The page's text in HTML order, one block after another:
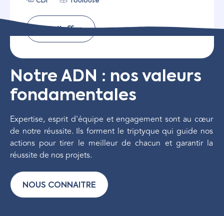
Voir l'offre
Notre ADN : nos valeurs
fondamentales
Expertise, esprit d'équipe et engagement sont au cœur
de notre réussite. Ils forment le triptyque qui guide nos
actions pour tirer le meilleur de chacun et garantir la
réussite de nos projets.
NOUS CONNAITRE